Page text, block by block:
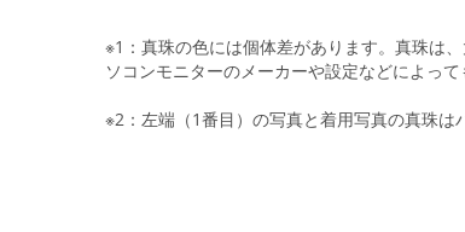
※1：真珠の色には個体差があります。真珠は
ソコンモニターのメーカーや設定などによって
※2：左端（1番目）の写真と着用写真の真珠は